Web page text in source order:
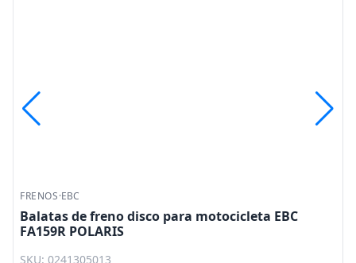
FRENOS·EBC
Balatas de freno disco para motocicleta EBC
FA159R POLARIS
SKU: 0241305013